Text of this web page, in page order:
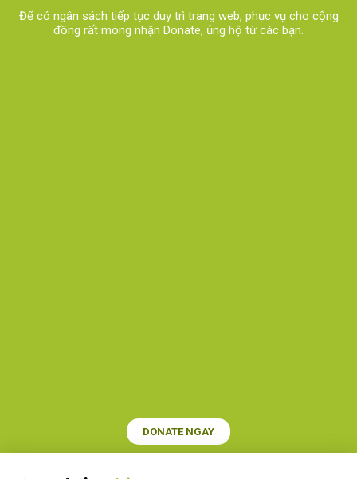
Để có ngân sách tiếp tục duy trì trang web, phục vụ cho cộng
đồng rất mong nhận Donate, ủng hộ từ các bạn.​
DONATE NGAY